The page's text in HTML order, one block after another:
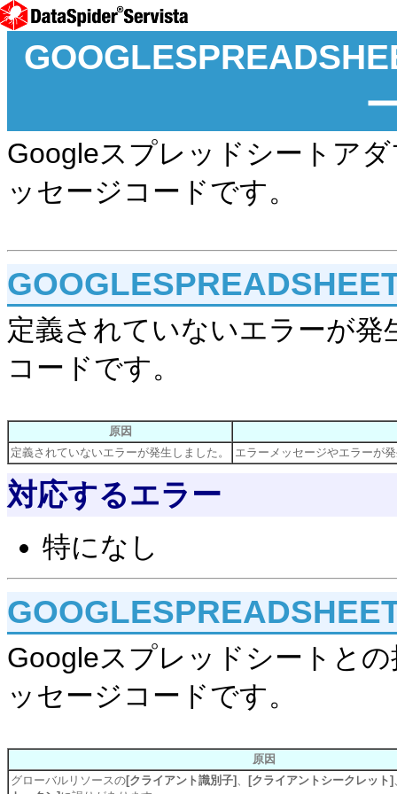
Googleスプレッドシートア
ッセージコードです。
定義されていないエラーが
コードです。
原因
定義されていないエラーが発生しました。
エラーメッセージやエラーが
対応するエラー
特になし
Googleスプレッドシートと
ッセージコードです。
原因
グローバルリソースの[クライアント識別子] [クライアントシークレット]